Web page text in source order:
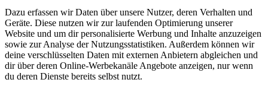
Dazu erfassen wir Daten über unsere Nutzer, deren Verhalten und
Geräte. Diese nutzen wir zur laufenden Optimierung unserer
Website und um dir personalisierte Werbung und Inhalte anzuzeigen
sowie zur Analyse der Nutzungsstatistiken. Außerdem können wir
deine verschlüsselten Daten mit externen Anbietern abgleichen und
dir über deren Online-Werbekanäle Angebote anzeigen, nur wenn
du deren Dienste bereits selbst nutzt.